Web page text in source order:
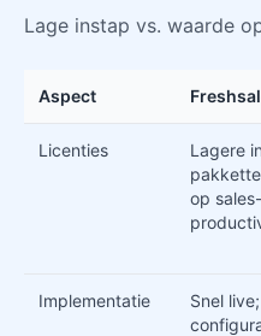
Lage instap vs. waarde
Aspect
Licenties
Lagere
op sales-
Implementatie
Snel